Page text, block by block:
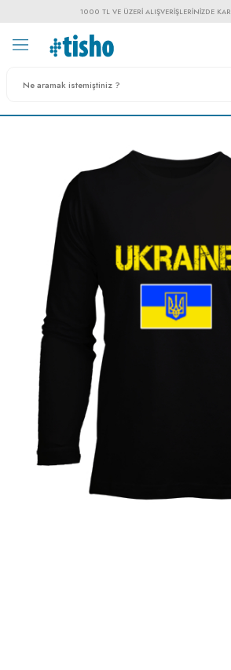
1000 TL VE ÜZERI ALIŞVERIŞLERINIZDE